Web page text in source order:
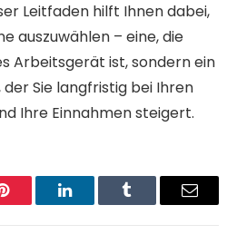
Leitfaden hilft Ihnen dabei,
auszuwählen – eine, die
Arbeitsgerät ist, sondern ein
Sie langfristig bei Ihren
Ihre Einnahmen steigert.
Pinterest LinkedInTumblr Email